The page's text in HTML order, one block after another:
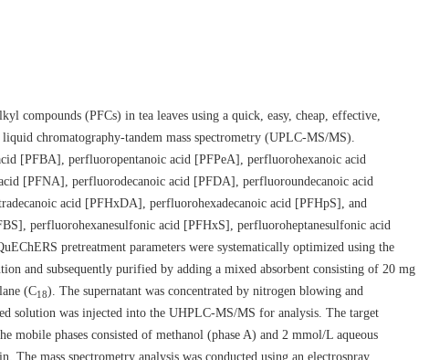
compounds (PFCs) in tea leaves using a quick, easy, cheap, effective,
chromatography-tandem mass spectrometry (UPLC-MS/MS).
[PFBA], perfluoropentanoic acid [PFPeA], perfluorohexanoic acid
[PFNA], perfluorodecanoic acid [PFDA], perfluoroundecanoic acid
acid [PFHxDA], perfluorohexadecanoic acid [PFHpS], and
perfluorohexanesulfonic acid [PFHxS], perfluoroheptanesulfonic acid
pretreatment parameters were systematically optimized using the
and subsequently purified by adding a mixed absorbent consisting of 20 mg
(C18). The supernatant was concentrated by nitrogen blowing and
solution was injected into the UHPLC-MS/MS for analysis. The target
phases consisted of methanol (phase A) and 2 mmol/L aqueous